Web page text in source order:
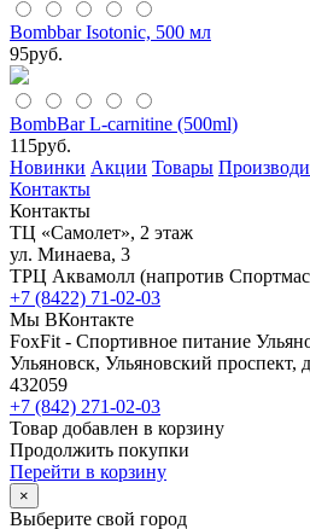
Bombbar Isotonic, 500 мл
95руб.
BombBar L-carnitine (500ml)
115руб.
Новинки Акции Товары
Контакты
Контакты
ТЦ «Самолет», 2 этаж
ул. Минаева, 3
ТРЦ Аквамолл (напротив
+7 (8422) 71-02-03
Мы ВКонтакте
FoxFit - Спортивное питание
Ульяновск, Ульяновский проспект,
432059
+7 (842) 271-02-03
Товар добавлен в корзину
Продолжить покупки
Перейти в корзину
×
Выберите свой город